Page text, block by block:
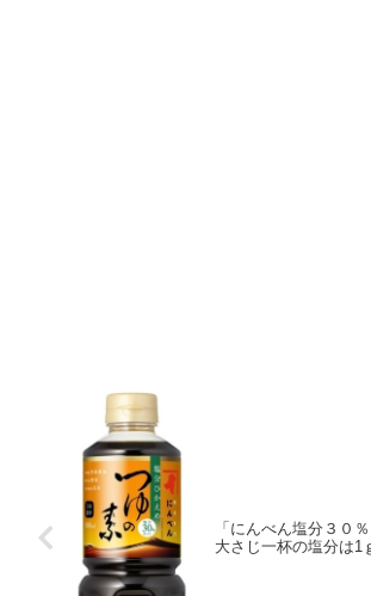
「にんべん塩分３０
大さじ一杯の塩分は1